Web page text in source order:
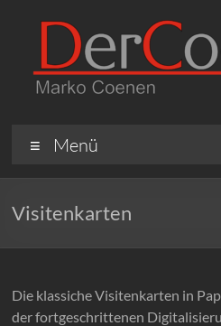
Menü
Visitenkarten
Die klassiche Visitenkarten in
der fortgeschrittenen